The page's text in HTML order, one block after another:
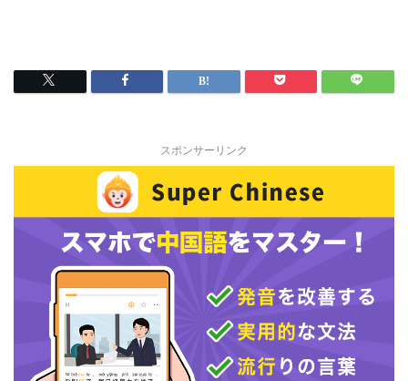
スポンサーリンク